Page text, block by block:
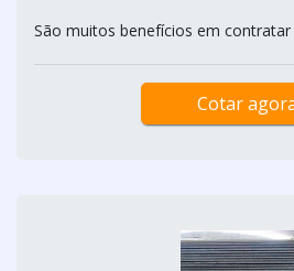
São muitos benefícios em contratar
Cotar